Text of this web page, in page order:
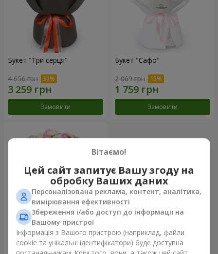
Букет "Три серця"
4 656 грн
Замовити
Букет "Сафо"
2 069 грн
Замовити
Букет "Tarnis"
6 152 грн
Вітаємо!
Цей сайт запитує Вашу згоду на
обробку Ваших даних
Персоналізована реклама, контент, аналітика,
вимірювання ефективності
Збереження і/або доступ до інформації на
Вашому пристрої
Інформація з Вашого пристрою (наприклад, файли
cookie та унікальні ідентифікатори) буде доступна